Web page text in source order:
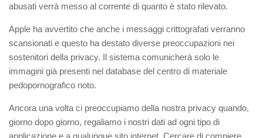
abusati verrà messo al corrente di quanto è stato rilevato.
Apple ha avvertito che anche i messaggi crittografati verranno
scansionati e questo ha destato diverse preoccupazioni nei
sostenitori della privacy. Il sistema comunicherà solo le
immagini già presenti nel database del centro di materiale
pedopornografico noto.
Ancora una volta ci preoccupiamo della nostra privacy quando,
giorno dopo giorno, regaliamo i nostri dati ad ogni tipo di
applicazione e a qualunque sito internet. Cercare di compiere